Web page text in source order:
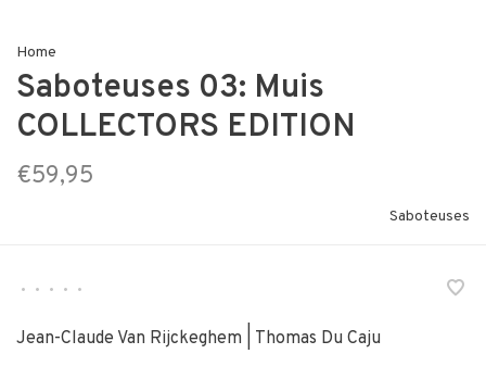
Home
Saboteuses 03: Muis
COLLECTORS EDITION
€59,95
Saboteuses
• • • • •
Jean-Claude Van Rijckeghem | Thomas Du Caju